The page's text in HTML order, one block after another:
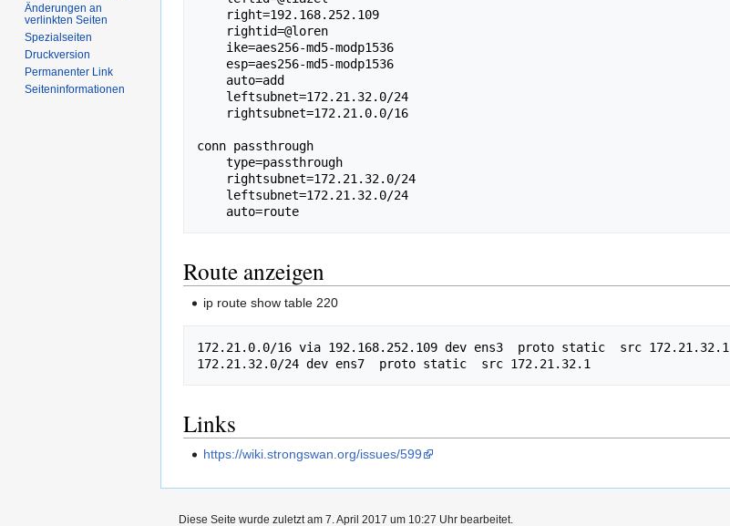
conn passthrough
Route anzeigen
ip route show table 220
172.21.0.0/16 via 192.168.252.109 dev ens3  proto static  src 172.21.32.1
Links
https://wiki.strongswan.org/issues/599
Änderungen an
verlinkten Seiten
Spezialseiten
Druckversion
Permanenter Link
Seiten­informationen
Diese Seite wurde zuletzt am 7. April 2017 um 10:27 Uhr bearbeitet.